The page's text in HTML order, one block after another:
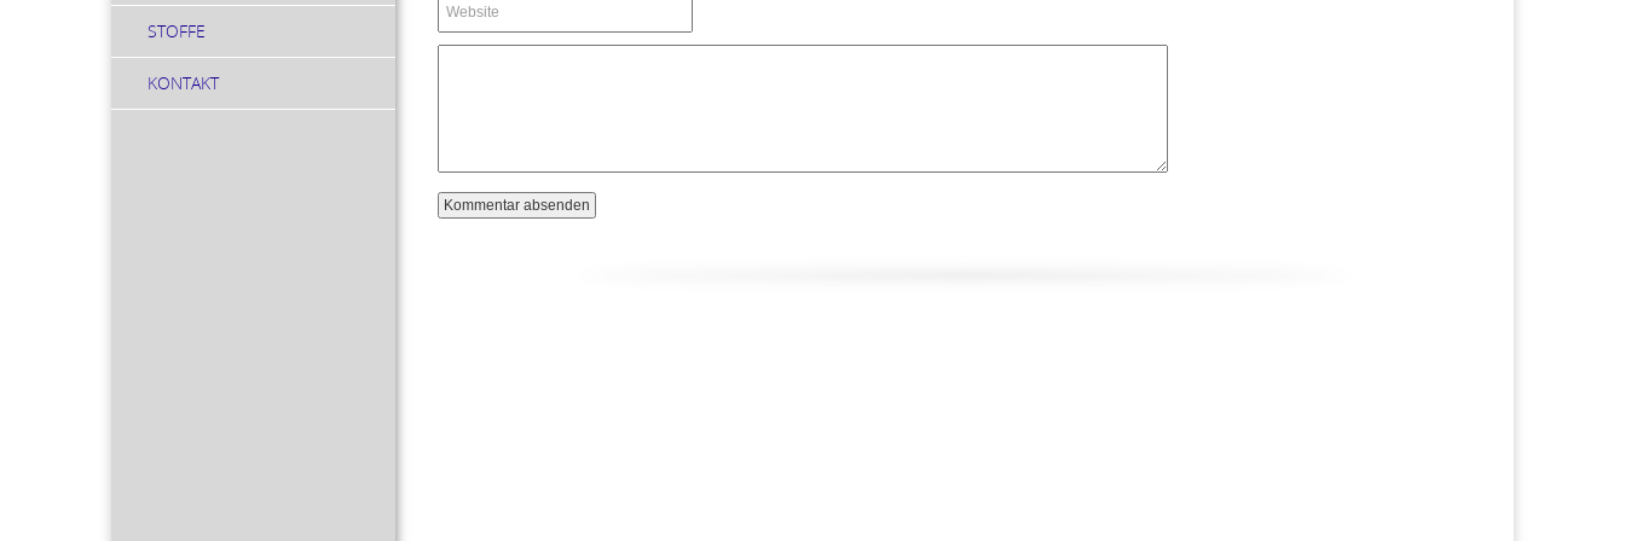
STOFFE
KONTAKT